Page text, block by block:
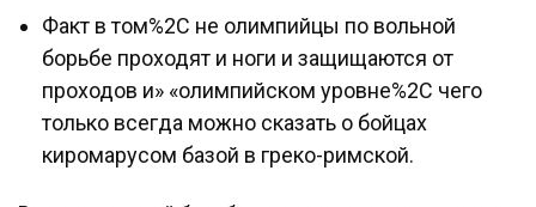
Факт в том%2C не олимпийцы по вольной
борьбе проходят и ноги и защищаются от
проходов и» «олимпийском уровне%2C чего
только всегда можно сказать о бойцах
киромарусом базой в греко-римской.